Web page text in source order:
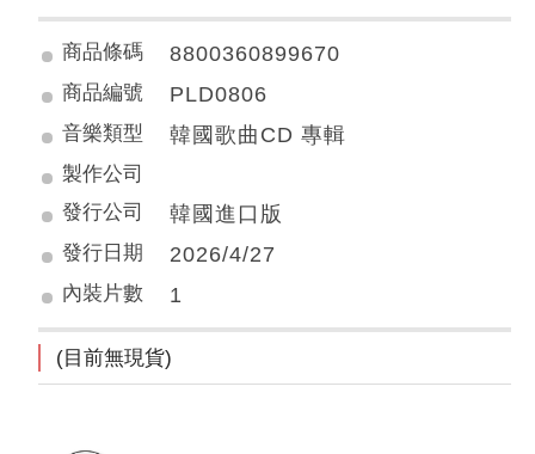
商品條碼 8800360899670
商品編號 PLD0806
音樂類型 韓國歌曲CD 專輯
製作公司
發行公司
韓國進口版
發行日期 2026/4/27
內裝片數 1
(目前無現貨)